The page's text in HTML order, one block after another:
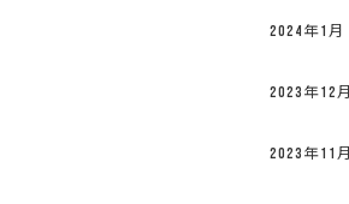
2024年1月
2023年12月
2023年11月